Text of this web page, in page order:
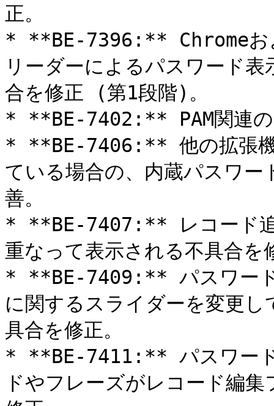
正。
* **BE-7396:** Chromeお
リーダーによるパスワード
合を修正 (第1段階)。
* **BE-7402:** PAM関連の
* **BE-7406:** 他の拡張機
ている場合の、内蔵パスワー
善。
* **BE-7407:** レコード追
重なって表示される不具合を
* **BE-7409:** パスワード
に関するスライダーを変更
具合を修正。
* **BE-7411:** パスワード
ドやフレーズがレコード編